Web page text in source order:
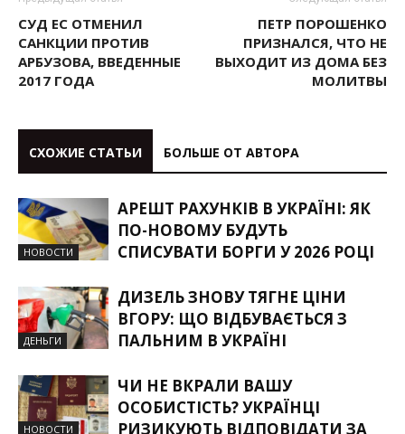
СУД ЕС ОТМЕНИЛ
САНКЦИИ ПРОТИВ
АРБУЗОВА, ВВЕДЕННЫЕ
2017 ГОДА
ПЕТР ПОРОШЕНКО
ПРИЗНАЛСЯ, ЧТО НЕ
ВЫХОДИТ ИЗ ДОМА БЕЗ
МОЛИТВЫ
СХОЖИЕ СТАТЬИ БОЛЬШЕ ОТ АВТОРА
НОВОСТИ
АРЕШТ РАХУНКІВ В УКРАЇНІ: ЯК
ПО-НОВОМУ БУДУТЬ
СПИСУВАТИ БОРГИ У 2026 РОЦІ
ДЕНЬГИ
ДИЗЕЛЬ ЗНОВУ ТЯГНЕ ЦІНИ
ВГОРУ: ЩО ВІДБУВАЄТЬСЯ З
ПАЛЬНИМ В УКРАЇНІ
НОВОСТИ
ЧИ НЕ ВКРАЛИ ВАШУ
ОСОБИСТІСТЬ? УКРАЇНЦІ
РИЗИКУЮТЬ ВІДПОВІДАТИ ЗА